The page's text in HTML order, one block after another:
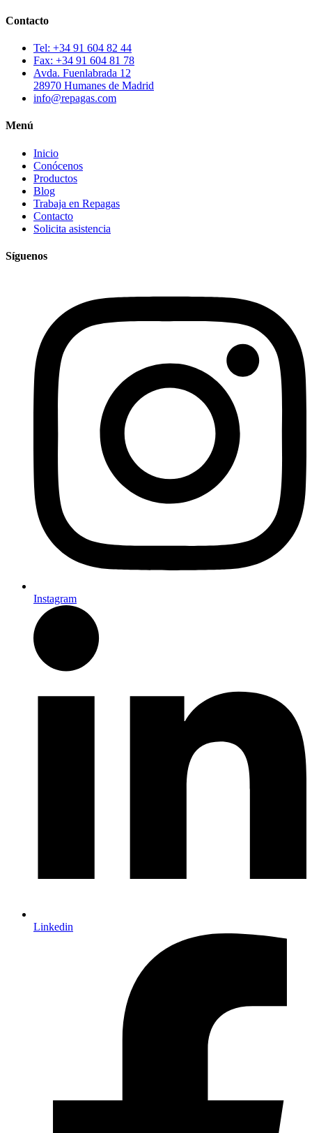
Contacto
Tel: +34 91 604 82 44
Fax: +34 91 604 81 78
Avda. Fuenlabrada 12
28970 Humanes de Madrid
info@repagas.com
Menú
Inicio
Conócenos
Productos
Blog
Trabaja en Repagas
Contacto
Solicita asistencia
Síguenos
Instagram
Linkedin